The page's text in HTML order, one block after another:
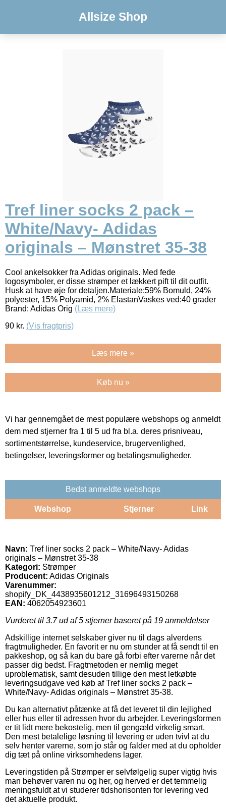
Allsize Shop
Tref liner socks 2 pack –
White/Navy- Adidas
originals – Mønstret 35-38
Cool ankelsokker fra Adidas originals. Med fede
logosymboler, er disse strømper et lækkert pift til dit outfit.
Husk at have øje for detaljen.Materiale:59% Bomuld, 24%
polyester, 15% Polyamid, 2% ElastanVaskes ved:40 grader
Brand: Adidas Orig (Læs mere)
90 kr. (Vis fragtpris)
Læs mere »
Køb nu »
Vi har gennemgået de mest populære webshops og anmeldt
dem med stjerner fra 1 til 5 ud fra bl.a. deres prisniveau,
sortimentstørrelse, kundeservice, brugervenlighed,
betingelser, leveringsformer og betalingsmuligheder.
Bedst anmeldte webshops
Webshop Stjerner Link
Navn: Tref liner socks 2 pack – White/Navy- Adidas
originals – Mønstret 35-38
Kategori: Strømper
Producent: Adidas Originals
Varenummer:
shopify_DK_4438935601212_31696493150268
EAN: 4062054923601
Vurderet til 3.7ud af 5 stjerner baseret på 19 anmeldelser
Adskillige internet selskaber giver nu til dags alverdens
fragtmuligheder. En favorit er nu om stunder at få sendt til en
pakkeshop, og så kan du bare gå forbi efter varerne når det
passer dig bedst. Fragtmetoden er nemlig meget
uproblematisk, samt desuden tillige den mest letkøbte
leveringsudgave ved køb af Tref liner socks 2 pack –
White/Navy- Adidas originals – Mønstret 35-38.
Du kan alternativt påtænke at få det leveret til din lejlighed
eller hus eller til adressen hvor du arbejder. Leveringsformen
er tit lidt mere bekostelig, men til gengæld virkelig smart.
Den mest betalelige løsning til levering er uden tvivl at du
selv henter varerne, som jo står og falder med at du opholder
dig tæt på online virksomhedens lager.
Leveringstiden på Strømper er selvfølgelig super vigtig hvis
man behøver varen nu og her, og herved er det temmelig
meningsfuldt at vi studerer tidshorisonten for levering ved
det aktuelle produkt.